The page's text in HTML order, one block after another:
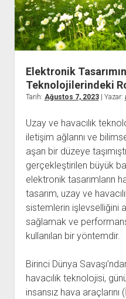
Ücretsiz
Elektronik
Teknolojilerindeki
Tarih: Ağustos 7, 2023| Yazar:
Uzay ve havacılık
iletişim ağlarını ve
aşan bir düzeye
gerçekleştirilen büyük
elektronik tasarımların
tasarım, uzay ve
sistemlerin işlevselliğini
sağlamak ve
kullanılan bir yöntemdir.
Birinci Dünya
havacılık teknolojisi,
insansız hava